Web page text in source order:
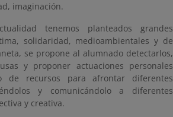
imaginación.
tenemos planteados grandes
solidaridad, medioambientales y de
se propone al alumnado detectarlos,
y proponer actuaciones personales
de recursos para afrontar diferentes
y comunicándolo a diferentes
y creativa.